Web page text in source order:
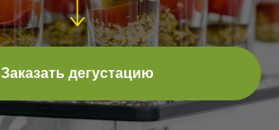
Заказать дегустацию